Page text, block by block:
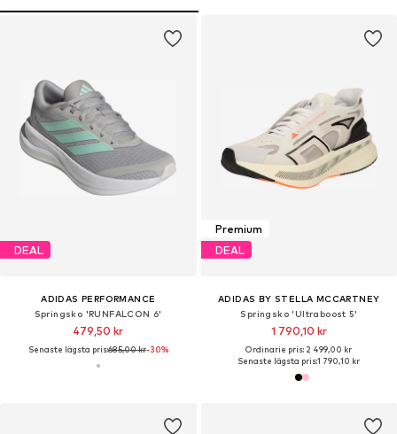
DEAL
ADIDAS PERFORMANCE
Springsko 'RUNFALCON 6'
479,50 kr
Senaste lägsta pris:685,00 kr-30%
Premium
DEAL
ADIDAS BY STELLA MCCARTNEY
Springsko 'Ultraboost 5'
1 790,10 kr
Ordinarie pris: 2 499,00 kr
Senaste lägsta pris:1 790,10 kr